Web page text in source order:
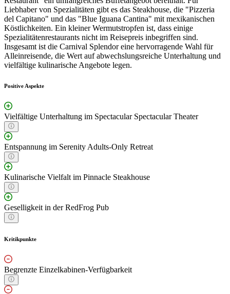
Liebhaber von Spezialitäten gibt es das Steakhouse, die "Pizzeria
del Capitano" und das "Blue Iguana Cantina" mit mexikanischen
Köstlichkeiten. Ein kleiner Wermutstropfen ist, dass einige
Spezialitätenrestaurants nicht im Reisepreis inbegriffen sind.
Insgesamt ist die Carnival Splendor eine hervorragende Wahl für
Alleinreisende, die Wert auf abwechslungsreiche Unterhaltung und
vielfältige kulinarische Angebote legen.
Positive Aspekte
Vielfältige Unterhaltung im Spectacular Spectacular Theater
Entspannung im Serenity Adults-Only Retreat
Kulinarische Vielfalt im Pinnacle Steakhouse
Geselligkeit in der RedFrog Pub
Kritikpunkte
Begrenzte Einzelkabinen-Verfügbarkeit